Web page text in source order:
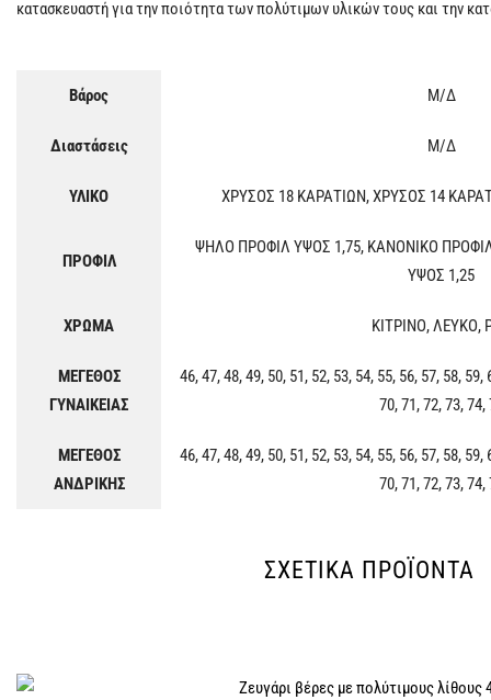
κατασκευαστή για την ποιότητα των πολύτιμων υλικών τους και την
Βάρος Μ/Δ
Διαστάσεις Μ/Δ
ΥΛΙΚΟ ΧΡΥΣΟΣ 18 ΚΑΡΑΤΙΩΝ, ΧΡΥΣΟΣ 14
ΠΡΟΦΙΛ
ΨΗΛΟ ΠΡΟΦΙΛ ΥΨΟΣ 1,75, ΚΑΝΟΝΙΚΟ
ΥΨΟΣ 1,25
ΧΡΩΜΑ ΚΙΤΡΙΝΟ, ΛΕΥΚΟ,
ΜΕΓΕΘΟΣ
ΓΥΝΑΙΚΕΙΑΣ
46, 47, 48, 49, 50, 51, 52, 53, 54, 55, 56, 57, 58,
70, 71, 72, 73, 74,
ΜΕΓΕΘΟΣ
ΑΝΔΡΙΚΗΣ
46, 47, 48, 49, 50, 51, 52, 53, 54, 55, 56, 57, 58,
70, 71, 72, 73, 74,
ΣΧΕΤΙΚΆ ΠΡΟΪΌΝΤΑ